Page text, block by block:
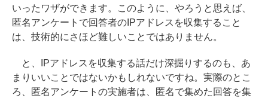
いったワザができます。このように、やろうと思えば、
匿名アンケートで回答者のIPアドレスを収集すること
は、技術的にさほど難しいことではありません。
と、IPアドレスを収集する話だけ深掘りするのも、あ
まりいいことではないかもしれないですね。実際のとこ
ろ、匿名アンケートの実施者は、匿名で集めた回答を集